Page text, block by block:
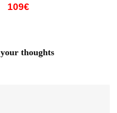
109€
thoughts